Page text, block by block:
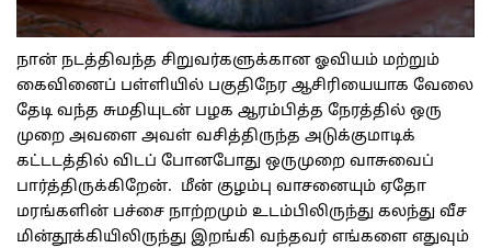
நான் நடத்திவந்த சிறுவர்களுக்கான ஓவியம் மற்றும்
கைவினைப் பள்ளியில் பகுதிநேர ஆசிரியையாக வேலை
தேடி வந்த சுமதியுடன் பழக ஆரம்பித்த நேரத்தில் ஒரு
முறை அவளை அவள் வசித்திருந்த அடுக்குமாடிக்
கட்டடத்தில் விடப் போனபோது ஒருமுறை வாசுவைப்
பார்த்திருக்கிறேன். மீன் குழம்பு வாசனையும் ஏதோ
மரங்களின் பச்சை நாற்றமும் உடம்பிலிருந்து கலந்து வீச
மின்தூக்கியிலிருந்து இறங்கி வந்தவர் எங்களை எதுவும்